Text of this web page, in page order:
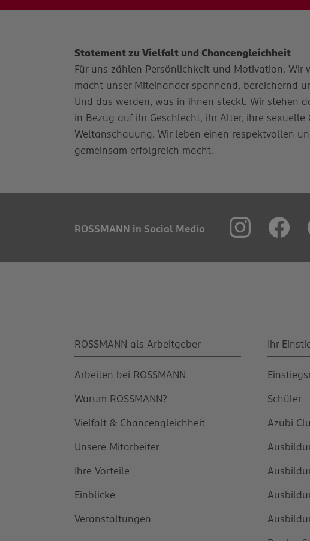
Statement zu Vielfalt und Chancengleichheit
Für uns zählen Persönlichkeit und Motivation. Wir
macht unser Miteinander spannend, bereichernd
Und das werden, was in ihnen steckt. Wir stehen
in Bezug auf ihr Geschlecht, ihr Alter, ihre
Weltanschauung. Wir leben einen respektvollen
gemeinsam erfolgreich macht.
ROSSMANN in Social Media
ROSSMANN als Arbeitgeber
Arbeiten bei ROSSMANN
Warum ROSSMANN?
Vielfalt & Chancengleichheit
Unsere Mitarbeiter
Ihre Vorteile
Einblicke
Veranstaltungen
Ihr
Schüler
Azubi